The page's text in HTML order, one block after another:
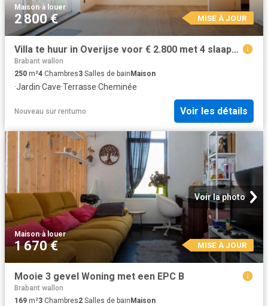
Maison·à louer
2 800 € MISE À JOUR
Villa te huur in Overijse voor € 2.800 met 4 slaapkamers
Brabant wallon
250 m²4 Chambres3 Salles de bainMaison
·Jardin·Cave·Terrasse·Cheminée
Nouveau sur rentumo Voir les détails
Voir la photo
Maison·à louer
1 670 € MISE À JOUR
Mooie 3 gevel Woning met een EPC B
Brabant wallon
169 m²3 Chambres2 Salles de bain Maison